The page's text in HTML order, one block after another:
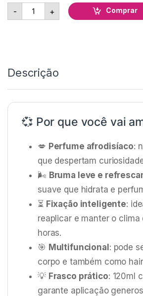
- Ousada Body Splash Afrodisíaco
+ Comprar
Descrição
💞 Por que você vai
💋 Perfume afrodisíaco:
que despertam
🌬️ Bruma leve e
suave que hidrata e
⏳ Fixação inteligente:
reaplicar e manter o clima
horas.
🎯 Multifuncional: pode
corpo e também como
💡 Frasco prático: 120ml
garante aplicação